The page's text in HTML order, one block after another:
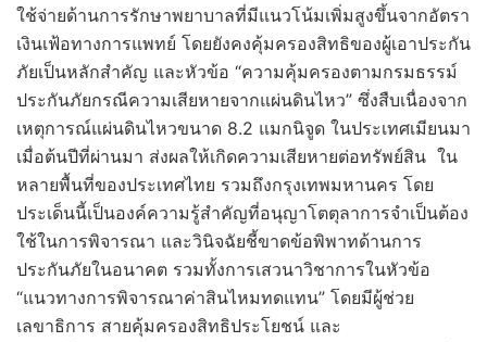
ใช้จ่ายด้านการรักษาพยาบาลที่มีแนวโน้มเพิ่มสูงขึ้นจากอัตรา
เงินเฟ้อทางการแพทย์ โดยยังคงคุ้มครองสิทธิของผู้เอาประกัน
ภัยเป็นหลักสำคัญ และหัวข้อ “ความคุ้มครองตามกรมธรรม์
ประกันภัยกรณีความเสียหายจากแผ่นดินไหว” ซึ่งสืบเนื่องจาก
เหตุการณ์แผ่นดินไหวขนาด 8.2 แมกนิจูด ในประเทศเมียนมา
เมื่อต้นปีที่ผ่านมา ส่งผลให้เกิดความเสียหายต่อทรัพย์สิน ใน
หลายพื้นที่ของประเทศไทย รวมถึงกรุงเทพมหานคร โดย
ประเด็นนี้เป็นองค์ความรู้สำคัญที่อนุญาโตตุลาการจำเป็นต้อง
ใช้ในการพิจารณา และวินิจฉัยชี้ขาดข้อพิพาทด้านการ
ประกันภัยในอนาคต รวมทั้งการเสวนาวิชาการในหัวข้อ
“แนวทางการพิจารณาค่าสินไหมทดแทน” โดยมีผู้ช่วย
เลขาธิการ สายคุ้มครองสิทธิประโยชน์ และ